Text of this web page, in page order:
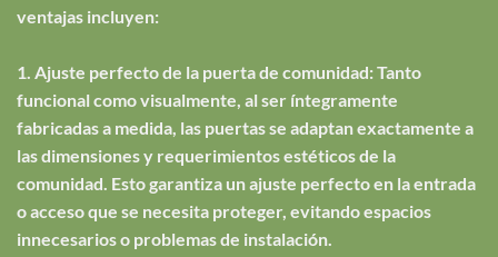
ventajas incluyen:
1. Ajuste perfecto de la puerta de comunidad: Tanto
funcional como visualmente, al ser íntegramente
fabricadas a medida, las puertas se adaptan exactamente a
las dimensiones y requerimientos estéticos de la
comunidad. Esto garantiza un ajuste perfecto en la entrada
o acceso que se necesita proteger, evitando espacios
innecesarios o problemas de instalación.